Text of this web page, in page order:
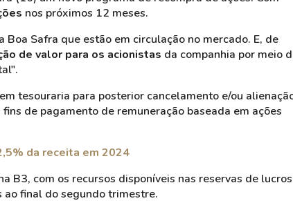
nos próximos 12 meses.
Boa Safra que estão em circulação no mercado. E, de
de valor para os acionistas da companhia por meio
tesouraria para posterior cancelamento e/ou
de pagamento de remuneração baseada em ações
da receita em 2024
B3, com os recursos disponíveis nas reservas de lucros
ao final do segundo trimestre.